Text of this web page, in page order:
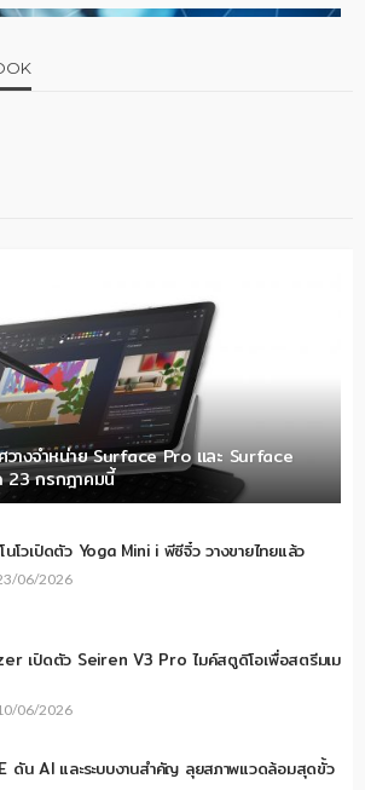
วางจำหน่าย Surface Pro และ Surface
23 กรกฎาคมนี้
นโวเปิดตัว Yoga Mini i พีซีจิ๋ว วางขายไทยแล้ว
06/2026
เปิดตัว Seiren V3 Pro ไมค์สตูดิโอเพื่อสตรีมเม
06/2026
ดัน AI และระบบงานสำคัญ ลุยสภาพแวดล้อมสุดขั้ว